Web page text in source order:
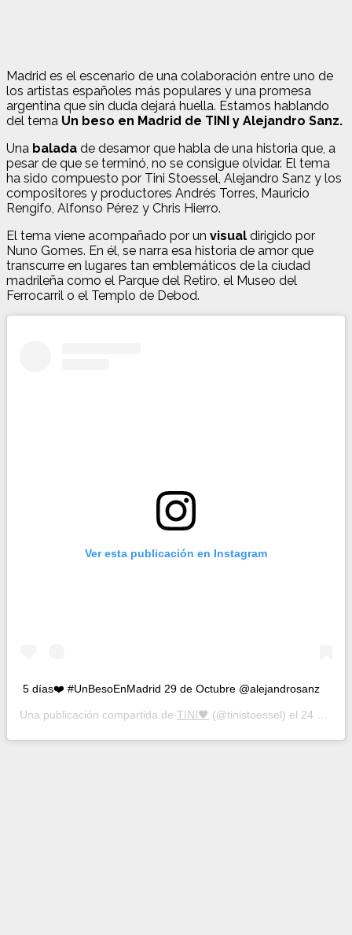
Madrid es el escenario de una colaboración entre uno de
los artistas españoles más populares y una promesa
argentina que sin duda dejará huella. Estamos hablando
del tema Un beso en Madrid de TINI y Alejandro Sanz.
Una balada de desamor que habla de una historia que, a
pesar de que se terminó, no se consigue olvidar. El tema
ha sido compuesto por Tini Stoessel, Alejandro Sanz y los
compositores y productores Andrés Torres, Mauricio
Rengifo, Alfonso Pérez y Chris Hierro.
El tema viene acompañado por un visual dirigido por
Nuno Gomes. En él, se narra esa historia de amor que
transcurre en lugares tan emblemáticos de la ciudad
madrileña como el Parque del Retiro, el Museo del
Ferrocarril o el Templo de Debod.
Ver esta publicación en Instagram
5 días❤️ #UnBesoEnMadrid 29 de Octubre @alejandrosanz
Una publicación compartida de TINI🖤 (@tinistoessel) el 24 Oct, 2020 a las 11:35 PDT